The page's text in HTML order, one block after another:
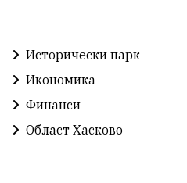
природа Иво Димов
общество
Исторически парк
Икономика
Финанси
Област Хасково